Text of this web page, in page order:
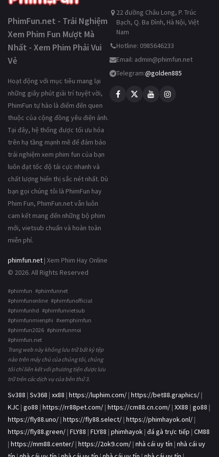
PhimFun.net - Trải Nghiệm
Xem Phim Fun Mượt Mà
Nhất - Xem Phim Phải Vui
Vẻ
Hoạt động với mục tiêu mang lại
những giây phút giải trí tuyệt vời,
PhimFun tự hào là điểm đến quen
thuộc của cộng đồng yêu điện ảnh.
Tại đây, hệ thống được tối ưu hóa
trên hạ tầng mạnh mẽ để đảm bảo
trải nghiệm xem phim fun của bạn
luôn đạt tốc độ tải cực nhanh và
chất lượng hiển thị sắc nét nhất. Dù
bạn gọi chúng tôi là PhimFun hay
Phim Fun, PhimFun.net vẫn luôn
cam kết mang đến những bộ phim
mới, vietsub chuẩn và hoàn toàn
miễn phí.
phimfun.net | Xem Phim Hay Online
© 2026. All Rights Reserved
#phimfun #phimfunnet
#phimfunonline #phimfunofficial
#phimfunhd #phimfunvietsub
#phimfunmienphi #xemphimfun
#phimfun2026 #phimfunmoi
#phimfun.net
Trang web này không lưu trữ bất kỳ tệp
nào trên máy chủ của chúng tôi, chúng
tôi chỉ liên kết với phương tiện được lưu
trữ trên các dịch vụ của bên thứ 3.
22 đường Châu Long, P. Trúc
Bạch, Q. Ba Đình, Hà Nội, Việt
Nam
Hotline: 0985646233
Email: admin@phimfun.net
Telegram:@golden885
Sv388 | Sv368 | xx88 | https://luphim.com/ | https://bet88.graphics/ |
KJC | go88 | https://rr88pet.com/ | https://cm88.cn.com/ | XX88 | go88 |
https://fly88.uno/ | https://fly88.select/ | https://phimhayok.onl/ |
https://fly88.green/ | FLY88 | FLY88 | phimhayok | đá gà trực tiếp | CM88
| https://mm88.center/ | https://2ok9.com/ | nhà cái uy tín | nhà cái uy